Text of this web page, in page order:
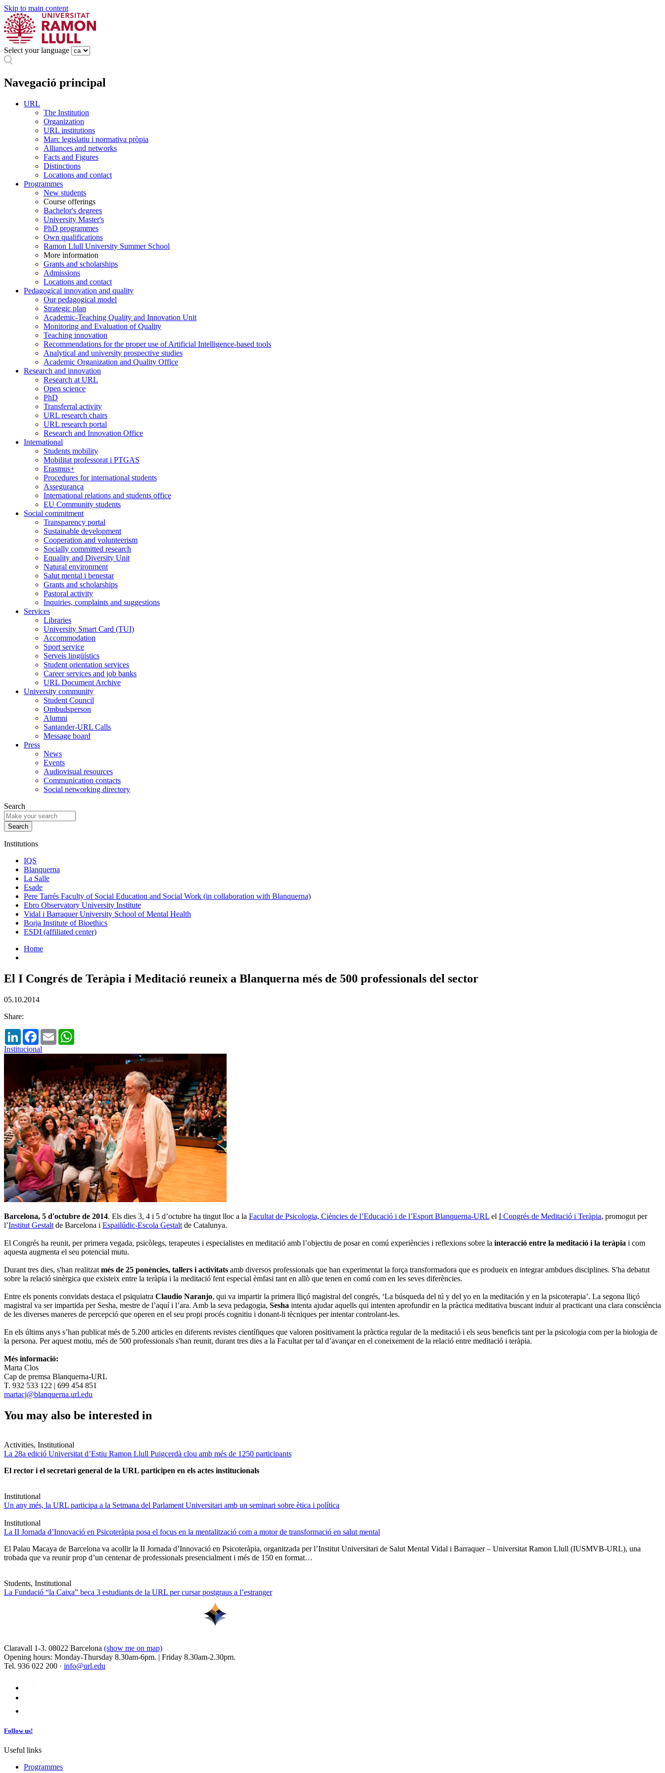
Skip to main content
Select your language
Navegació principal
URL
The Institution
Organization
URL institutions
Marc legislatiu i normativa pròpia
Alliances and networks
Facts and Figures
Distinctions
Locations and contact
Programmes
New students
Course offerings
Bachelor's degrees
University Master's
PhD programmes
Own qualifications
Ramon Llull University Summer School
More information
Grants and scholarships
Admissions
Locations and contact
Pedagogical innovation and quality
Our pedagogical model
Strategic plan
Academic-Teaching Quality and Innovation Unit
Monitoring and Evaluation of Quality
Teaching innovation
Recommendations for the proper use of Artificial Intelligence-based tools
Analytical and university prospective studies
Academic Organization and Quality Office
Research and innovation
Research at URL
Open science
PhD
Transferral activity
URL research chairs
URL research portal
Research and Innovation Office
International
Students mobility
Mobilitat professorat i PTGAS
Erasmus+
Procedures for international students
Assegurança
International relations and students office
EU Community students
Social commitment
Transparency portal
Sustainable development
Cooperation and volunteerism
Socially committed research
Equality and Diversity Unit
Natural environment
Salut mental i benestar
Grants and scholarships
Pastoral activity
Inquiries, complaints and suggestions
Services
Libraries
University Smart Card (TUI)
Accommodation
Sport service
Serveis lingüístics
Student orientation services
Career services and job banks
URL Document Archive
University community
Student Council
Ombudsperson
Alumni
Santander-URL Calls
Message board
Press
News
Events
Audiovisual resources
Communication contacts
Social networking directory
Search
Institutions
IQS
Blanquerna
La Salle
Esade
Pere Tarrés Faculty of Social Education and Social Work (in collaboration with Blanquerna)
Ebro Observatory University Institute
Vidal i Barraquer University School of Mental Health
Borja Institute of Bioethics
ESDI (affiliated center)
Home
El I Congrés de Teràpia i Meditació reuneix a Blanquerna més de 500 professionals del sector
05.10.2014
Share:
LinkedInFacebook
Email
Institucional
Barcelona, 5 d'octubre de 2014. Els dies 3, 4 i 5 d’octubre ha tingut lloc a la Facultat de Psicologia, Ciències de l’Educació i de l’Esport Blanquerna-URL el I Congrés de Meditació i Teràpia, promogut per
l’Institut Gestalt de Barcelona i Espailúdic-Escola Gestalt de Catalunya.
El Congrés ha reunit, per primera vegada, psicòlegs, terapeutes i especialistes en meditació amb l’objectiu de posar en comú experiències i reflexions sobre la interacció entre la meditació i la teràpia i com
aquesta augmenta el seu potencial mutu.
Durant tres dies, s'han realitzat més de 25 ponències, tallers i activitats amb diversos professionals que han experimentat la força transformadora que es produeix en integrar ambdues disciplines. S'ha debatut
sobre la relació sinèrgica que existeix entre la teràpia i la meditació fent especial èmfasi tant en allò que tenen en comú com en les seves diferències.
Entre els ponents convidats destaca el psiquiatra Claudio Naranjo, qui va impartir la primera lliçó magistral del congrés, ‘La búsqueda del tú y del yo en la meditación y en la psicoterapia’. La segona lliçó
magistral va ser impartida per Sesha, mestre de l’aquí i l’ara. Amb la seva pedagogia, Sesha intenta ajudar aquells qui intenten aprofundir en la pràctica meditativa buscant induir al practicant una clara consciència
de les diverses maneres de percepció que operen en el seu propi procés cognitiu i donant-li tècniques per intentar controlant-les.
En els últims anys s’han publicat més de 5.200 articles en diferents revistes científiques que valoren positivament la pràctica regular de la meditació i els seus beneficis tant per la psicologia com per la biologia de
la persona. Per aquest motiu, més de 500 professionals s'han reunit, durant tres dies a la Facultat per tal d’avançar en el coneixement de la relació entre meditació i teràpia.
Més informació:
Marta Clos
Cap de premsa Blanquerna-URL
T. 932 533 122 | 699 454 851
martacj@blanquerna.url.edu
You may also be interested in
Activities, Institutional
La 28a edició Universitat d’Estiu Ramon Llull Puigcerdà clou amb més de 1250 participants
El rector i el secretari general de la URL participen en els actes institucionals
Institutional
Un any més, la URL participa a la Setmana del Parlament Universitari amb un seminari sobre ètica i política
Institutional
La II Jornada d’Innovació en Psicoteràpia posa el focus en la mentalització com a motor de transformació en salut mental
El Palau Macaya de Barcelona va acollir la II Jornada d’Innovació en Psicoteràpia, organitzada per l’Institut Universitari de Salut Mental Vidal i Barraquer – Universitat Ramon Llull (IUSMVB-URL), una
trobada que va reunir prop d’un centenar de professionals presencialment i més de 150 en format…
Students, Institutional
La Fundació “la Caixa” beca 3 estudiants de la URL per cursar postgraus a l’estranger
Claravall 1-3. 08022 Barcelona (show me on map)
Opening hours: Monday-Thursday 8.30am-6pm. | Friday 8.30am-2.30pm.
Tel. 936 022 200 · info@url.edu
Follow us!
Useful links
Programmes